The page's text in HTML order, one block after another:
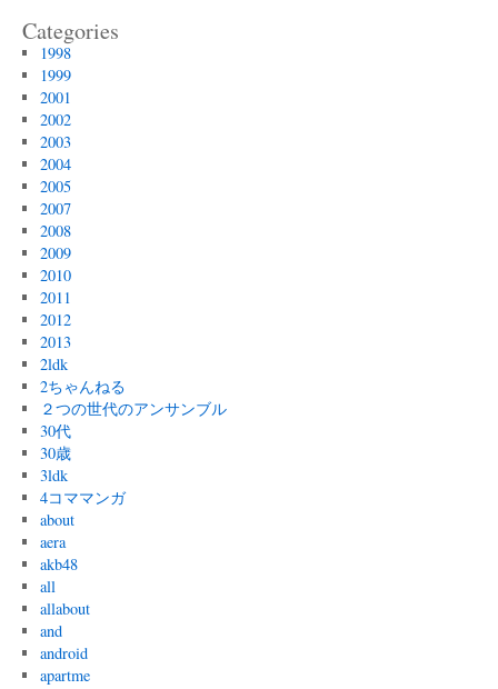
Categories
1998
1999
2001
2002
2003
2004
2005
2007
2008
2009
2010
2011
2012
2013
2ldk
2ちゃんねる
２つの世代のアンサンブル
30代
30歳
3ldk
4コママンガ
about
aera
akb48
all
allabout
and
android
apartme